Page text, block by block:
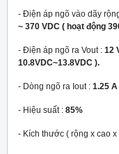
- Điện áp ngõ vào dãy
~ 370 VDC ( hoạt động
- Điện áp ngõ ra Vout : 12
10.8VDC~13.8VDC ).
- Dòng ngõ ra Iout : 1.25 A
- Hiệu suất : 85%
- Kích thước ( rộng x cao x